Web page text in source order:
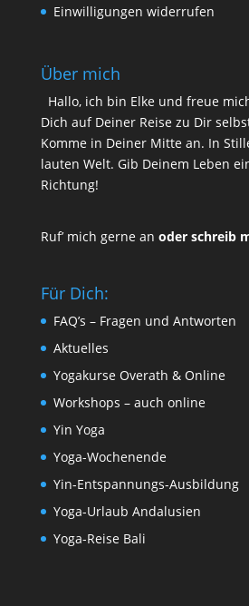
Einwilligungen widerrufen
Über mich
Hallo, ich bin Elke und freue
Dich auf Deiner Reise zu Dir
Komme in Deiner Mitte an. In
lauten Welt. Gib Deinem Leben
Richtung!
Ruf’ mich gerne an oder schreib
Für Dich:
FAQ’s – Fragen und Antworten
Aktuelles
Yogakurse Overath & Online
Workshops – auch online
Yin Yoga
Yoga-Wochenende
Yin-Entspannungs-Ausbildung
Yoga-Urlaub Andalusien
Yoga-Reise Bali